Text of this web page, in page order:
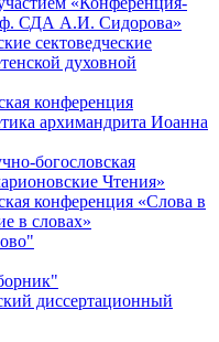
СДА А.И. Сидорова»
сектоведческие
духовной
конференция
архимандрита Иоанна
богословская
Чтения»
конференция «Cлова в
в словах»
диссертационный